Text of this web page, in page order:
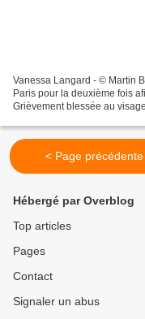
Vanessa Langard - © Martin
Paris pour la deuxième fois
Grièvement blessée au
< Page précédente
Hébergé par Overblog
Top articles
Pages
Contact
Signaler un abus